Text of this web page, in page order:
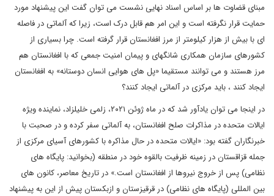
مبنای قضاوت ها بر اساس اسناد نهایی نشست می توان گفت این پیشنهاد مورد
حمایت قرار نگرفته است و این امر هم قابل درک است، زیرا که آلماتی در فاصله
ای با بیش از هزار کیلومتر از مرز افغانستان قرار گرفته است. چرا بسیاری از
کشورهای سازمان همکاری شانگهای و پیمان امنیت جمعی که با افغانستان هم
مرز هستند و می توانند مستقیما «پل های هوایی انسان دوستانه» به افغانستان
ایجاد کنند ، باید مرکزی در آلماتی ایجاد کنند؟
در اینجا می توان یادآور شد که در ماه ژوئن ۲۰۲۱، زلمی خلیلزاد، نماینده ویژه
ایالات متحده در مذاکرات صلح افغانستان، به آلماتی سفر کرده و در صحبت با
خبرنگاران گفته بود: «ایالات متحده در حال مذاکره با کشورهای آسیای مرکزی از
جمله قزاقستان در زمینه ظرفیت بالقوه خود در منطقه (بخوانید: پایگاه های
نظامی) پس از خروج نیروها از افغانستان است.» در تاریخ معاصر، کانون های
بین المللی (پایگاه های نظامی) در قرقیزستان و ازبکستان پیش از این به پیشنهاد